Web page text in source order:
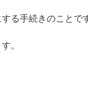
る手続きのことで
。